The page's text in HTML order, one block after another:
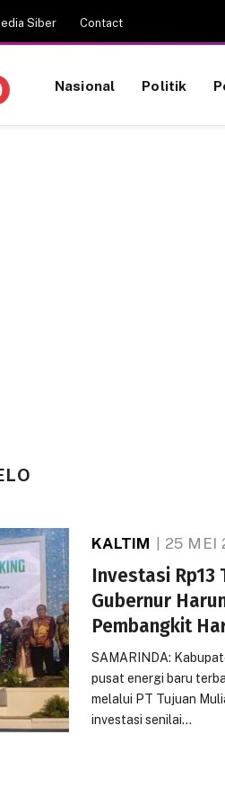
Siber Contact
Nasional Politik
KALTIM 25 MEI
Investasi Rp13
Gubernur
Pembangkit
SAMARINDA:
pusat energi baru
melalui PT Tujuan
investasi senilai…